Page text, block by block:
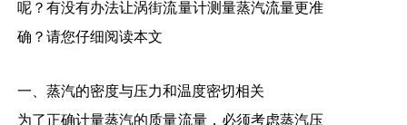
呢？有没有办法让涡街流量计测量蒸汽流量更准
确？请您仔细阅读本文
一、蒸汽的密度与压力和温度密切相关
为了正确计量蒸汽的质量流量，必须考虑蒸汽压